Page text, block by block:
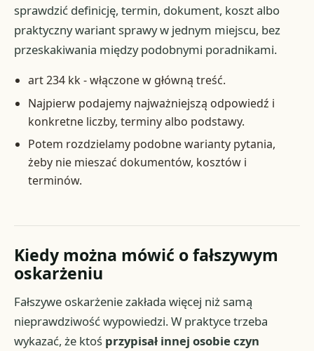
sprawdzić definicję, termin, dokument, koszt albo
praktyczny wariant sprawy w jednym miejscu, bez
przeskakiwania między podobnymi poradnikami.
art 234 kk - włączone w główną treść.
Najpierw podajemy najważniejszą odpowiedź i
konkretne liczby, terminy albo podstawy.
Potem rozdzielamy podobne warianty pytania,
żeby nie mieszać dokumentów, kosztów i
terminów.
Kiedy można mówić o fałszywym
oskarżeniu
Fałszywe oskarżenie zakłada więcej niż samą
nieprawdziwość wypowiedzi. W praktyce trzeba
wykazać, że ktoś przypisał innej osobie czyn